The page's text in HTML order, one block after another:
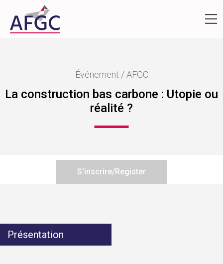
Événement / AFGC
La construction bas carbone : Utopie ou
réalité ?
S'inscrire/Register
Présentation